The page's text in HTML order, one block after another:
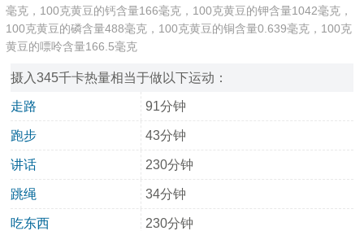
毫克，100克黄豆的钙含量166毫克，100克黄豆的钾含量1042毫克，
100克黄豆的磷含量488毫克，100克黄豆的铜含量0.639毫克，100克
黄豆的嘌呤含量166.5毫克
摄入345千卡热量相当于做以下运动：
走路 91分钟
跑步 43分钟
讲话 230分钟
跳绳 34分钟
吃东西 230分钟